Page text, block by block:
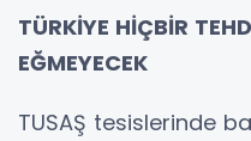
TÜRKİYE HİÇBİR
EĞMEYECEK
TUSAŞ tesislerinde